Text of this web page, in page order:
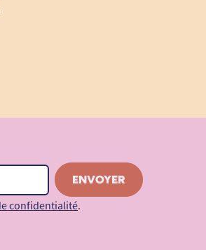
confidentialité.